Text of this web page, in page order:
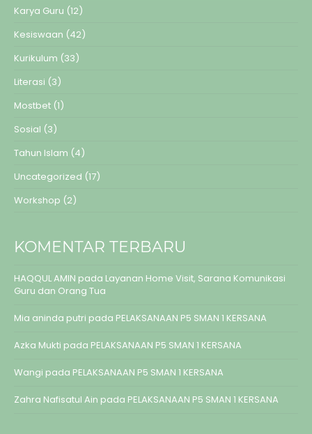
Karya Guru (12)
Kesiswaan (42)
Kurikulum (33)
Literasi (3)
Mostbet (1)
Sosial (3)
Tahun Islam (4)
Uncategorized (17)
Workshop (2)
KOMENTAR TERBARU
HAQQUL AMIN pada Layanan Home Visit, Sarana Komunikasi
Guru dan Orang Tua
Mia aninda putri pada PELAKSANAAN P5 SMAN 1 KERSANA
Azka Mukti pada PELAKSANAAN P5 SMAN 1 KERSANA
Wangi pada PELAKSANAAN P5 SMAN 1 KERSANA
Zahra Nafisatul Ain pada PELAKSANAAN P5 SMAN 1 KERSANA